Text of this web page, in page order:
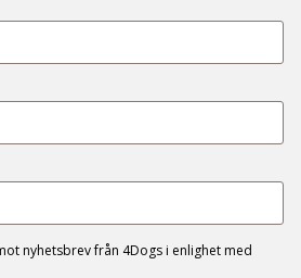
nyhetsbrev från 4Dogs i enlighet med